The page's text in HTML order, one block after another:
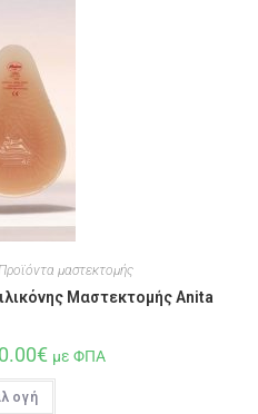
μαστεκτομής
Μαστεκτομής Anita
€ με ΦΠΑ